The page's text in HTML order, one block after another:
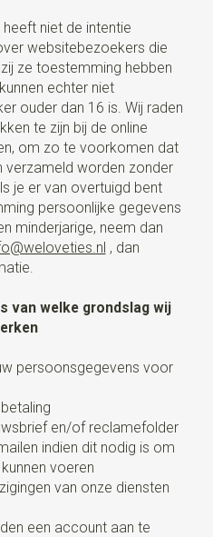
niet de intentie
websitebezoekers die
ze toestemming hebben
echter niet
ouder dan 16 is. Wij raden
te zijn bij de online
om zo te voorkomen dat
verzameld worden zonder
je er van overtuigd bent
persoonlijke gegevens
minderjarige, neem dan
, dan
van welke grondslag wij
persoonsgegevens voor
en/of reclamefolder
indien dit nodig is om
voeren
van onze diensten
een account aan te